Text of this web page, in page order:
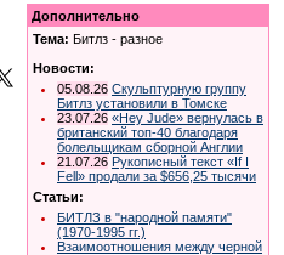
Дополнительно
Тема: Битлз - разное
Новости:
05.08.26 Скульптурную группу
Битлз установили в Томске
23.07.26 «Hey Jude» вернулась в
британский топ-40 благодаря
болельщикам сборной Англии
21.07.26 Рукописный текст «If I
Fell» продали за $656,25 тысячи
Статьи:
БИТЛЗ в "народной памяти"
(1970-1995 гг.)
Взаимоотношения между черной